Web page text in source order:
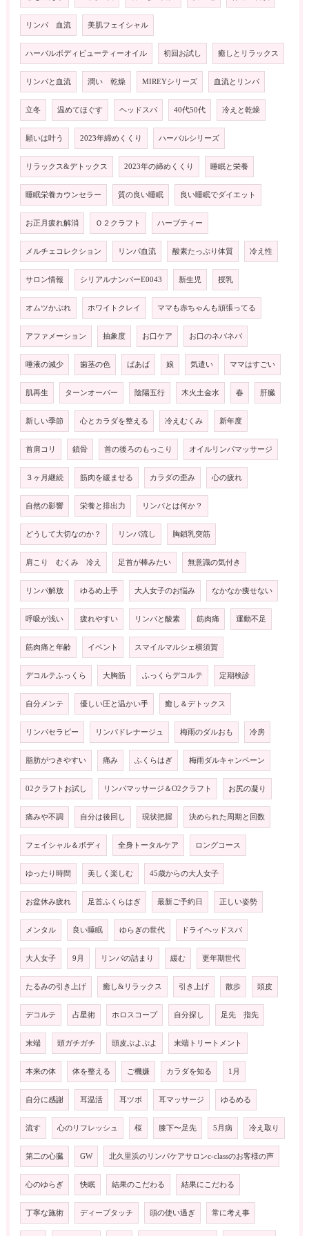
リンパ 血流 美肌フェイシャル
ハーバルボディビューティーオイル 初回お試し 癒しとリラックス
リンパと血流 潤い 乾燥 MIREYシリーズ 血流とリンパ
立冬 温めてほぐす ヘッドスパ 40代50代 冷えと乾燥
願いは叶う 2023年締めくくり ハーバルシリーズ
リラックス&デトックス 2023年の締めくくり 睡眠と栄養
睡眠栄養カウンセラー 質の良い睡眠 良い睡眠でダイエット
お正月疲れ解消 Ｏ２クラフト ハーブティー
メルチェコレクション リンパ血流 酸素たっぷり体質 冷え性
サロン情報 シリアルナンバーE0043 新生児 授乳
オムツかぶれ ホワイトクレイ ママも赤ちゃんも頑張ってる
アファメーション 抽象度 お口ケア お口のネバネバ
唾液の減少 歯茎の色 ばあば 娘 気遣い ママはすごい
肌再生 ターンオーバー 陰陽五行 木火土金水 春 肝臓
新しい季節 心とカラダを整える 冷えむくみ 新年度
首肩コリ 鎖骨 首の後ろのもっこり オイルリンパマッサージ
３ヶ月継続 筋肉を緩ませる カラダの歪み 心の疲れ
自然の影響 栄養と排出力 リンパとは何か？
どうして大切なのか？ リンパ流し 胸鎖乳突筋
肩こり むくみ 冷え 足首が棒みたい 無意識の気付き
リンパ解放 ゆるめ上手 大人女子のお悩み なかなか痩せない
呼吸が浅い 疲れやすい リンパと酸素 筋肉痛 運動不足
筋肉痛と年齢 イベント スマイルマルシェ横須賀
デコルテふっくら 大胸筋 ふっくらデコルテ 定期検診
自分メンテ 優しい圧と温かい手 癒し＆デトックス
リンパセラピー リンパドレナージュ 梅雨のダルおも 冷房
脂肪がつきやすい 痛み ふくらはぎ 梅雨ダルキャンペーン
02クラフトお試し リンパマッサージ＆O2クラフト お尻の凝り
痛みや不調 自分は後回し 現状把握 決められた周期と回数
フェイシャル＆ボディ 全身トータルケア ロングコース
ゆったり時間 美しく楽しむ 45歳からの大人女子
お盆休み疲れ 足首ふくらはぎ 最新ご予約日 正しい姿勢
メンタル 良い睡眠 ゆらぎの世代 ドライヘッドスパ
大人女子 9月 リンパの詰まり 緩む 更年期世代
たるみの引き上げ 癒し&リラックス 引き上げ 散歩 頭皮
デコルテ 占星術 ホロスコープ 自分探し 足先 指先
末端 頭ガチガチ 頭皮ぷよぷよ 末端トリートメント
本来の体 体を整える ご機嫌 カラダを知る 1月
自分に感謝 耳温活 耳ツボ 耳マッサージ ゆるめる
流す 心のリフレッシュ 桜 膝下〜足先 5月病 冷え取り
第二の心臓 GW 北久里浜のリンパケアサロンc-classのお客様の声
心のゆらぎ 快眠 結果のこだわる 結果にこだわる
丁寧な施術 ディープタッチ 頭の使い過ぎ 常に考え事